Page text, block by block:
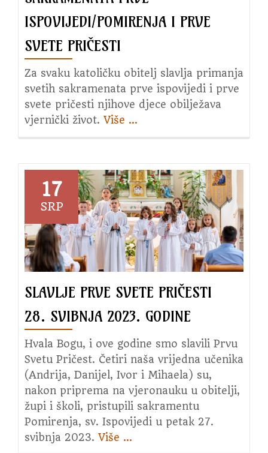
ISPOVIJEDI/POMIRENJA I PRVE
SVETE PRIČESTI
Za svaku katoličku obitelj slavlja primanja
svetih sakramenata prve ispovijedi i prve
svete pričesti njihove djece obilježava
vjernički život. Više about
sakramenata
prve
ispovijedi/pomirenja
i
prve
svete
pričesti
…
17
SRP
SLAVLJE PRVE SVETE PRIČESTI
28. SVIBNJA 2023. GODINE
Hvala Bogu, i ove godine smo slavili Prvu
Svetu Pričest. Četiri naša vrijedna učenika
(Andrija, Danijel, Ivor i Mihaela) su,
nakon priprema na vjeronauku u obitelji,
župi i školi, pristupili sakramentu
Pomirenja, sv. Ispovijedi u petak 27.
svibnja 2023. Više about
…